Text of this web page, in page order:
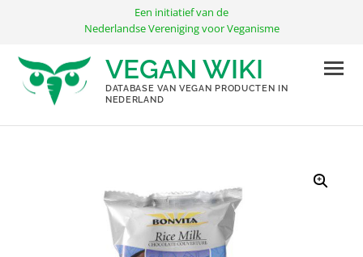
inhoud
Een initiatief van de
Nederlandse Vereniging voor Veganisme
VEGAN WIKI
DATABASE VAN VEGAN PRODUCTEN IN
NEDERLAND